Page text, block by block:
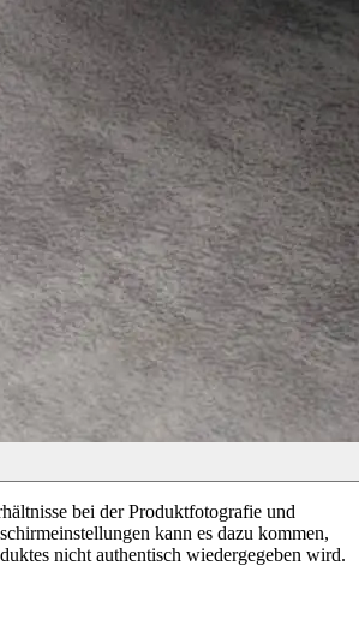
bei der Produktfotografie und
kann es dazu kommen,
nicht authentisch wiedergegeben wird.